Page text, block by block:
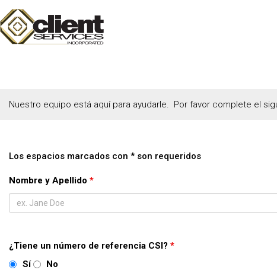
Nuestro equipo está aquí para ayudarle. Por favor complete el
Los espacios marcados con * son requeridos
Nombre y Apellido *
¿Tiene un número de referencia CSI? *
Sí
No